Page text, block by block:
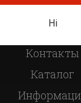
О компании
Контакты
Каталог
Ні